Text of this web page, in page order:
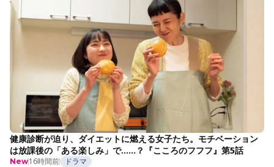
健康診断が迫り、ダイエットに燃える女子たち。モチベーション
は放課後の「ある楽しみ」で……？『こころのフフフ』第5話
New16時間前 ドラマ